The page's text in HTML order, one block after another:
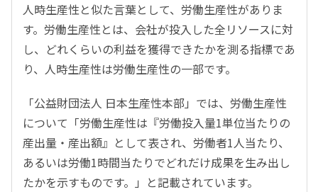
人時生産性と似た言葉として、労働生産性がありま
す。労働生産性とは、会社が投入した全リソースに対
し、どれくらいの利益を獲得できたかを測る指標であ
り、人時生産性は労働生産性の一部です。
「公益財団法人 日本生産性本部」では、労働生産性
について「労働生産性は『労働投入量1単位当たりの
産出量・産出額』として表され、労働者1人当たり、
あるいは労働1時間当たりでどれだけ成果を生み出し
たかを示すものです。」と記載されています。